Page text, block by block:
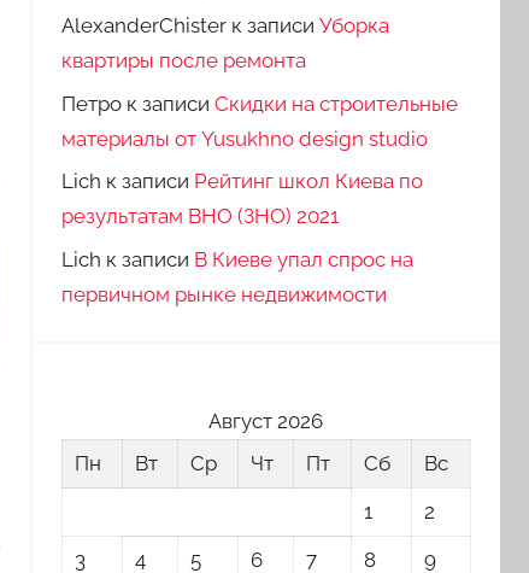
AlexanderChisterк записи Уборка
квартиры после ремонта
Петрок записи Скидки на строительные
материалы от Yusukhno design studio
Lich к записи Рейтинг школ Киева по
результатам ВНО (ЗНО) 2021
Lich к записи В Киеве упал спрос на
первичном рынке недвижимости
Август 2026
Пн
Вт Ср Чт Пт Сб
Вс
1
2
3
4 5 6 7 8
9